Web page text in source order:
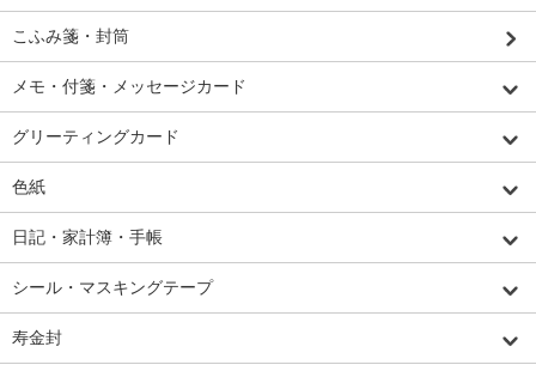
こふみ箋・封筒
メモ・付箋・メッセージカード
グリーティングカード
色紙
日記・家計簿・手帳
シール・マスキングテープ
寿金封